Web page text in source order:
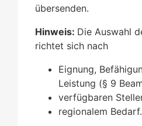
übersenden.
Hinweis: Die Auswahl
richtet sich nach
Eignung,
Leistung (§ 9
verfügbaren
regionalem Bedarf.